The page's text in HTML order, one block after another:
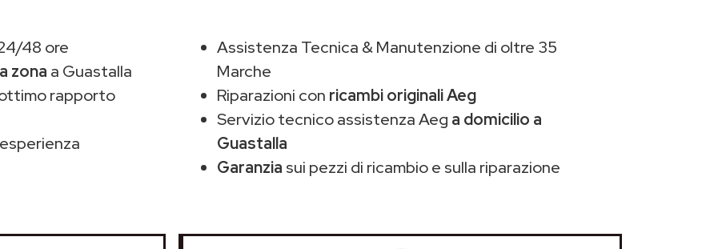
48 ore
zona a Guastalla
rapporto
Assistenza Tecnica & Manutenzione di oltre 35
Marche
Riparazioni con ricambi originali Aeg
Servizio tecnico assistenza Aeg a domicilio a
Guastalla
Garanzia sui pezzi di ricambio e sulla riparazione